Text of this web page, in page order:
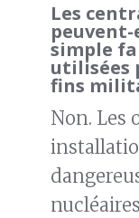
Les
simple
utilisées
fins
Non. Les